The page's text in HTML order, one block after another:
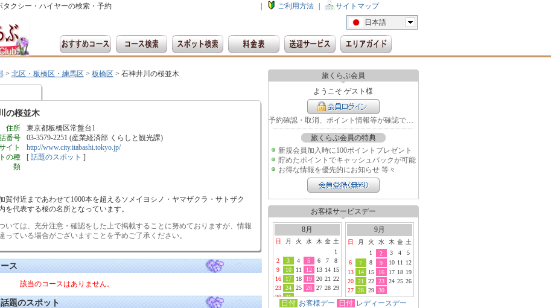
クシー・ハイヤーの検索・予約 ご利用方法
サイトマップ
日本語
> 北区・板橋区・練馬区 > 板橋区 > 石神井川の桜並木
の桜並木
住所
東京都板橋区常盤台1
番号
03-3579-2251 (産業経済部 くらしと観光課)
イト
http://www.city.itabashi.tokyo.jp/
の種
類
[ 話題のスポット ]
賀付近まであわせて1000本を超えるソメイヨシノ・ヤマザクラ・サトザク
代表する桜の名所となっています。
いては、充分注意・確認をした上で掲載することに努めておりますが、情報
ている場合がございますことを予めご了承ください。
ス
該当のコースはありません。
題のスポット
旅くらぶ会員
ようこそ ゲスト様
予約確認・取消、ポイント情報等が確認できます
旅くらぶ会員の特典
新規会員加入時に100ポイントプレゼント
貯めたポイントでキャッシュバックが可能
お得な情報を優先的にお知らせ 等々
お客様サービスデー
8月
日 月 火 水 木 金 土
1
2
3 4 5 6 7
8
9
10 11 12 13 14 15
16
17 18 19 20 21 22
23
24 25 26 27 28 29
30
31
9月
日 月 火 水 木 金 土
1
2 3 4
5
6
7 8 9 10 11
12
13
14 15 16 17 18 19
20
21 22 23 24 25 26
27
28 29 30
日付 お客様デー 日付 レディースデー